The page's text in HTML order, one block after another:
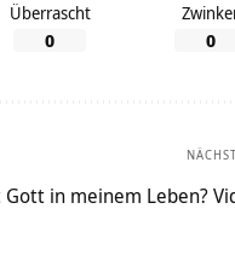
Überrascht
0 0
in meinem Leben?